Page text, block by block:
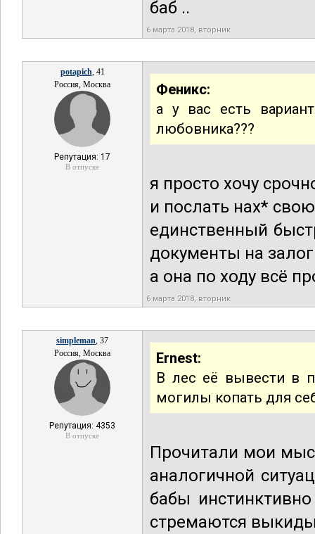
баб ..
6 марта 2018, вторник
potapich, 41
Россия, Москва
Репутация: 17
В отпуске
Феникс:
а у вас есть
любовника???
я просто хочу
и послать нах*
единственный
документы на
а она по ходу всё
6 марта 2018, вторник
simpleman, 37
Россия, Москва
Репутация: 4353
В отпуске
Ernest:
В лес её вывести в
могилы копать для
Прочитали мои
аналогичной
бабы
стремаются